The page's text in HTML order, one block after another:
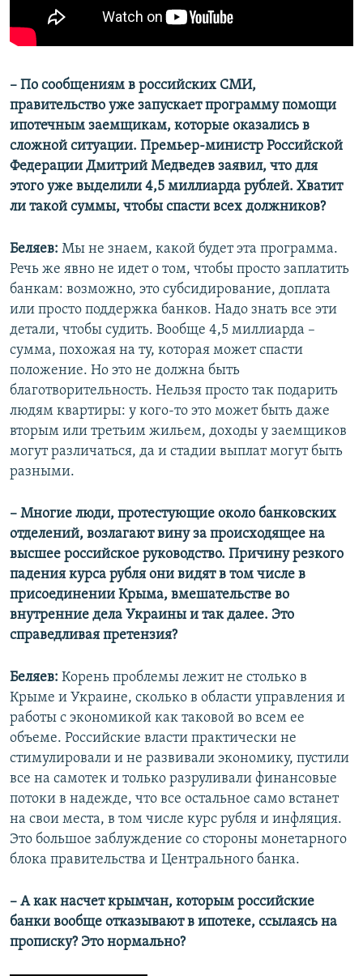
– По сообщениям в российских СМИ,
правительство уже запускает программу помощи
ипотечным заемщикам, которые оказались в
сложной ситуации. Премьер-министр Российской
Федерации Дмитрий Медведев заявил, что для
этого уже выделили 4,5 миллиарда рублей. Хватит
ли такой суммы, чтобы спасти всех должников?
Беляев: Мы не знаем, какой будет эта программа.
Речь же явно не идет о том, чтобы просто заплатить
банкам: возможно, это субсидирование, доплата
или просто поддержка банков. Надо знать все эти
детали, чтобы судить. Вообще 4,5 миллиарда –
сумма, похожая на ту, которая может спасти
положение. Но это не должна быть
благотворительность. Нельзя просто так подарить
людям квартиры: у кого-то это может быть даже
вторым или третьим жильем, доходы у заемщиков
могут различаться, да и стадии выплат могут быть
разными.
– Многие люди, протестующие около банковских
отделений, возлагают вину за происходящее на
высшее российское руководство. Причину резкого
падения курса рубля они видят в том числе в
присоединении Крыма, вмешательстве во
внутренние дела Украины и так далее. Это
справедливая претензия?
Беляев: Корень проблемы лежит не столько в
Крыме и Украине, сколько в области управления и
работы с экономикой как таковой во всем ее
объеме. Российские власти практически не
стимулировали и не развивали экономику, пустили
все на самотек и только разруливали финансовые
потоки в надежде, что все остальное само встанет
на свои места, в том числе курс рубля и инфляция.
Это большое заблуждение со стороны монетарного
блока правительства и Центрального банка.
– А как насчет крымчан, которым российские
банки вообще отказывают в ипотеке, ссылаясь на
прописку? Это нормально?